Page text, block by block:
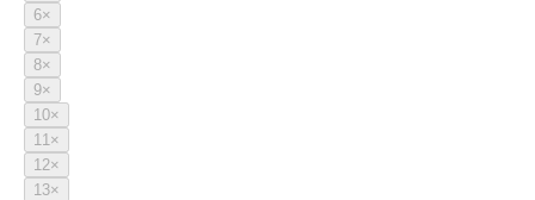
6×
7×
8×
9×
10×
11×
12×
13×